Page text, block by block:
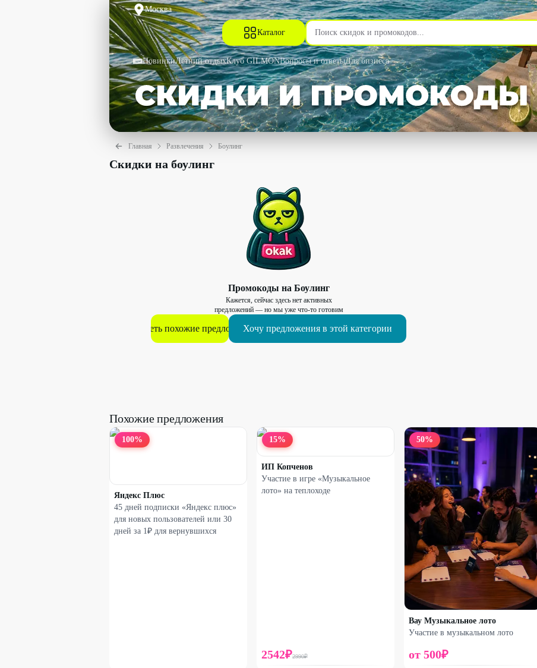
Москва
Каталог
НовинкиЛетний отдыхКлуб GILMONВопросы и ответыДля бизнеса
Главная Развлечения Боулинг
Скидки на боулинг
Промокоды на Боулинг
Кажется, сейчас здесь нет активных
предложений — но мы уже что-то готовим
Смотреть похожие предложенияХочу предложения в этой категории
Похожие предложения
100%
Яндекс Плюс
45 дней подписки «Яндекс плюс»
для новых пользователей или 30
дней за 1₽ для вернувшихся
15%
ИП Копченов
Участие в игре «Музыкальное
лото» на теплоходе
2542₽2990₽
50%
Вау Музыкальное лото
Участие в музыкальном лото
от 500₽